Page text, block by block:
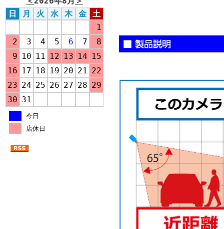
日
月 火 水 木 金
土
1
2
3 4 5 6 7
8
9 10 11 12 13 14 15
16 17 18 19 20 21 22
23 24 25 26 27 28 29
30 31
今日
店休日